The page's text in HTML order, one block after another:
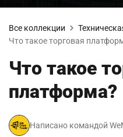
Все коллекции
Что такое торговая
Что такое
платформа?
Написано командой